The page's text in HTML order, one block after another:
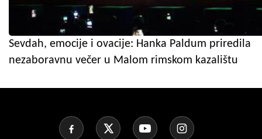
Sevdah, emocije i ovacije: Hanka Paldum priredila
nezaboravnu večer u Malom rimskom kazalištu